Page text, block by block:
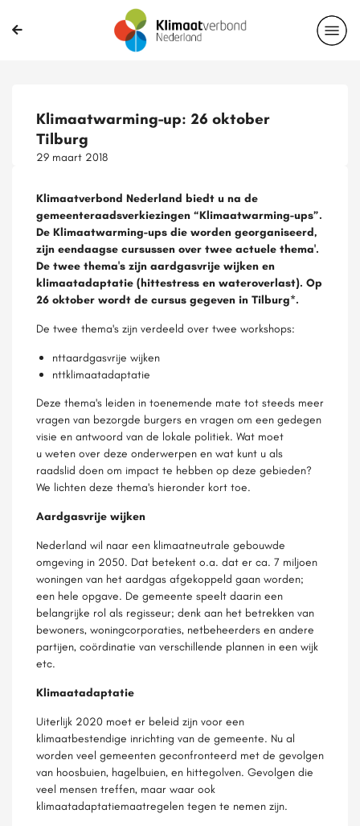
Klimaatwarming-up: 26 oktober
Tilburg
29 maart 2018
Klimaatverbond Nederland biedt u na de
gemeenteraadsverkiezingen “Klimaatwarming-ups”.
De Klimaatwarming-ups die worden georganiseerd,
zijn eendaagse cursussen over twee actuele thema'.
De twee thema's zijn aardgasvrije wijken en
klimaatadaptatie (hittestress en wateroverlast). Op
26 oktober wordt de cursus gegeven in Tilburg*.
De twee thema's zijn verdeeld over twee workshops:
nttaardgasvrije wijken
nttklimaatadaptatie
Deze thema's leiden in toenemende mate tot steeds meer
vragen van bezorgde burgers en vragen om een gedegen
visie en antwoord van de lokale politiek. Wat moet
u weten over deze onderwerpen en wat kunt u als
raadslid doen om impact te hebben op deze gebieden?
We lichten deze thema's hieronder kort toe.
Aardgasvrije wijken
Nederland wil naar een klimaatneutrale gebouwde
omgeving in 2050. Dat betekent o.a. dat er ca. 7 miljoen
woningen van het aardgas afgekoppeld gaan worden;
een hele opgave. De gemeente speelt daarin een
belangrijke rol als regisseur; denk aan het betrekken van
bewoners, woningcorporaties, netbeheerders en andere
partijen, coördinatie van verschillende plannen in een wijk
etc.
Klimaatadaptatie
Uiterlijk 2020 moet er beleid zijn voor een
klimaatbestendige inrichting van de gemeente. Nu al
worden veel gemeenten geconfronteerd met de gevolgen
van hoosbuien, hagelbuien, en hittegolven. Gevolgen die
veel mensen treffen, maar waar ook
klimaatadaptatiemaatregelen tegen te nemen zijn.